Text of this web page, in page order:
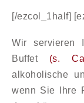
[/ezcol_1half]
Wir servieren
Buffet (s.
alkoholische
wenn Sie Ihre